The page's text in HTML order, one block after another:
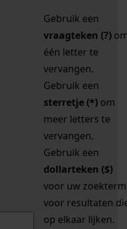
Gebruik een
vraagteken (?)
één letter te
vervangen.
Gebruik een
sterretje (*) om
meer letters te
vervangen.
Gebruik een
dollarteken ($)
voor uw zoekterm
voor resultaten
op elkaar lijken.